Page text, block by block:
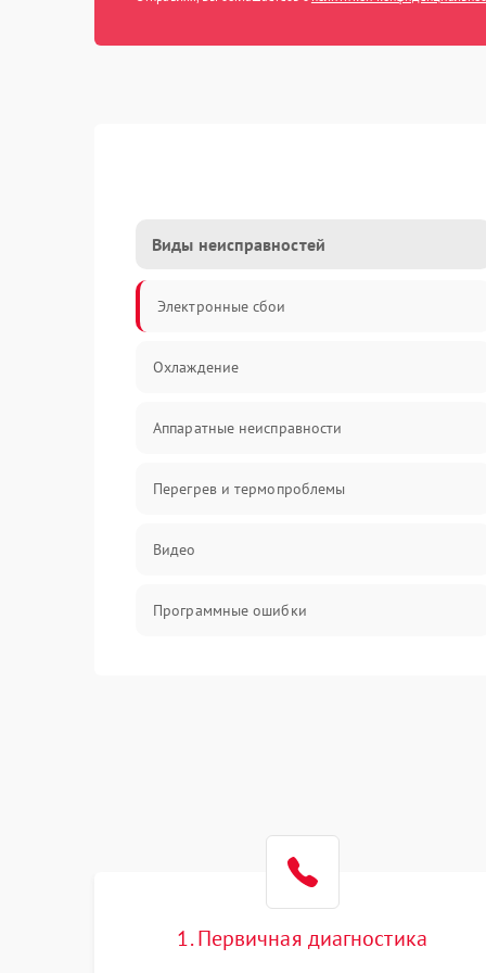
Виды неисправностей
Электронные сбои
Охлаждение
Аппаратные неисправности
Перегрев и термопроблемы
Видео
Программные ошибки
Электронные компоненты
1. Первичная диагностика